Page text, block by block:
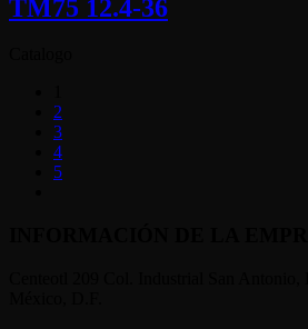
TM75 12.4-36
2
3
4
5